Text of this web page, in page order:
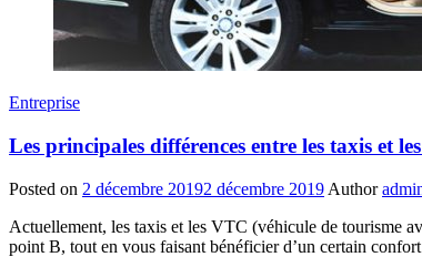
Entreprise
Les principales différences entre les taxis et
Posted on 2 décembre 20192 décembre 2019 Author
Actuellement, les taxis et les VTC (véhicule de tourisme
point B, tout en vous faisant bénéficier d’un certain